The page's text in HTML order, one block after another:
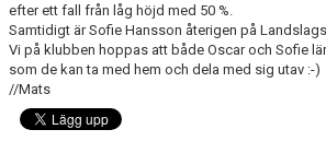
efter ett fall från låg höjd med 50 %.
Samtidigt är Sofie Hansson återigen på
Vi på klubben hoppas att både Oscar och Sofie
som de kan ta med hem och dela med sig utav :-)
//Mats